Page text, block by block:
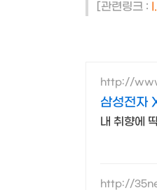
[관련링크 :
http://
삼성전자
내 취향에
http://